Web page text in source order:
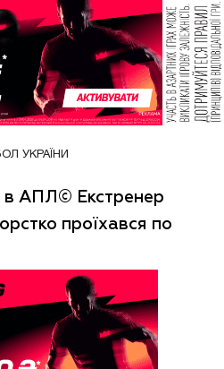
УКРАЇНИ
в АПЛ© Екстренер
проїхався по